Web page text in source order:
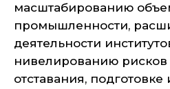
масштабированию
промышленности,
деятельности
нивелированию рисков
отставания,